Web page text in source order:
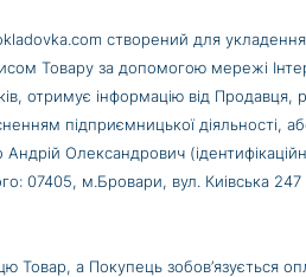
створений для укладення
Товару за допомогою мережі
отримує інформацію від
підприємницької
Олександрович
07405, м.Бровари, вул. Киівська 247
Товар, а Покупець зобов’язується